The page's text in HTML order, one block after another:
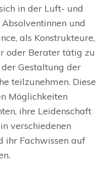
in der Luft- und
und
als Konstrukteure,
oder Berater tätig zu
Gestaltung der
teilzunehmen. Diese
Möglichkeiten
ihre Leidenschaft
verschiedenen
ihr Fachwissen auf